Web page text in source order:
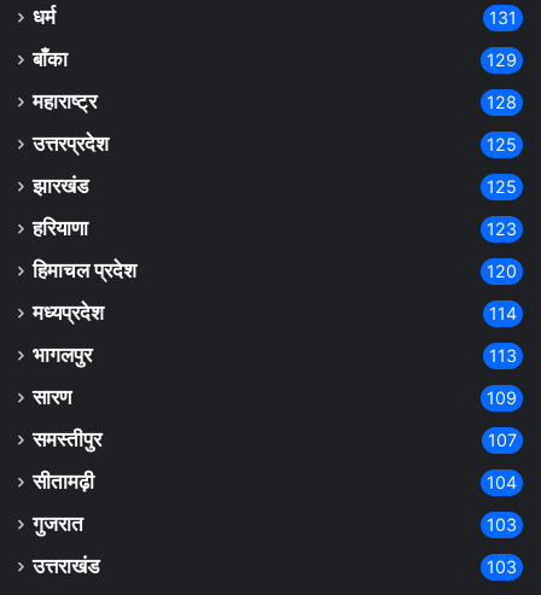
धर्म 131
बाँका 129
महाराष्ट्र 128
उत्तरप्रदेश 125
झारखंड 125
हरियाणा 123
हिमाचल प्रदेश 120
मध्यप्रदेश 114
भागलपुर 113
सारण 109
समस्तीपुर 107
सीतामढ़ी 104
गुजरात 103
उत्तराखंड 103